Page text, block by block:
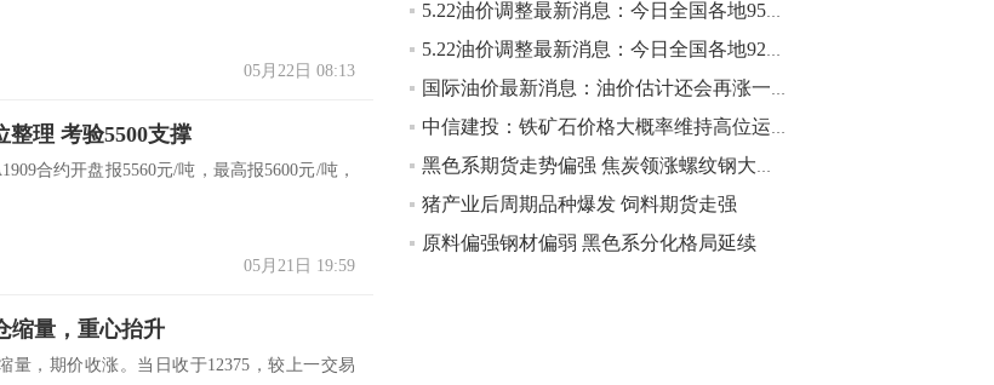
05月22日 08:13
整理 考验5500支撑
合约开盘报5560元/吨，最高报5600元/吨，
05月21日 19:59
缩量，重心抬升
量，期价收涨。当日收于12375，较上一交易
10:43
【行情】油脂油料期货表现抢眼，豆二期
2.5%，棕榈油涨近2%，菜粕涨1.54%。
10:17
【研报精选】国内期货机构对8月5日的原
油期货走势预测
5.22油价调整最新消息：今日全国各地95号汽油价格查询一览
5.22油价调整最新消息：今日全国各地92号汽油价格查询一览
国际油价最新消息：油价估计还会再涨一波！
中信建投：铁矿石价格大概率维持高位运行
黑色系期货走势偏强 焦炭领涨螺纹钢大涨逾2%
猪产业后周期品种爆发 饲料期货走强
原料偏强钢材偏弱 黑色系分化格局延续